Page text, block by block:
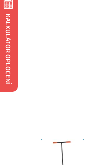
KALKULÁTOR OPLOCENÍ